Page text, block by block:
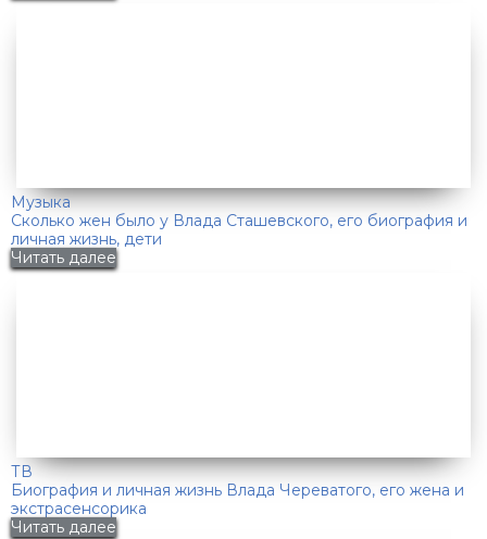
Музыка
Сколько жен было у Влада Сташевского, его биография и
личная жизнь, дети
Читать далее
ТВ
Биография и личная жизнь Влада Череватого, его жена и
экстрасенсорика
Читать далее